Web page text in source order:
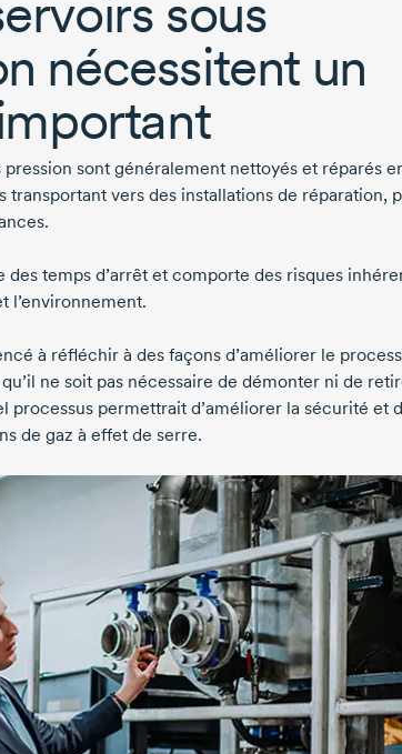
nécessitent un
pression sont généralement nettoyés et réparés
transportant vers des installations de réparation,
des temps d’arrêt et comporte des risques
l’environnement.
à réfléchir à des façons d’améliorer le
ne soit pas nécessaire de démonter ni de
processus permettrait d’améliorer la sécurité et
de gaz à effet de serre.